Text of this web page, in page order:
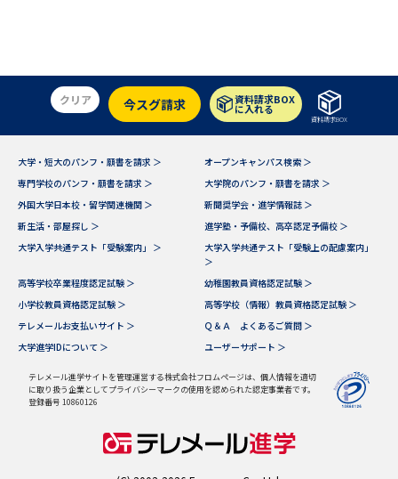
受験準備 資料検索
併願校選び 受験スケジュールを立てよう
先輩が入学を決めた理由 テレメール全国一斉進学調査
学問発見 学問検索
大学で学びたい学問発見
クリア 今スグ請求 資料請求BOX
に入れる
資料請求BOX
大学・短大のパンフ・願書を請求 ＞
オープンキャンパス検索 ＞
専門学校のパンフ・願書を請求 ＞
大学院のパンフ・願書を請求 ＞
外国大学日本校・留学関連機関 ＞
新聞奨学会・進学情報誌 ＞
新生活・部屋探し ＞
進学塾・予備校、高卒認定予備校 ＞
大学入学共通テスト「受験案内」 ＞
大学入学共通テスト「受験上の配慮案内」
＞
高等学校卒業程度認定試験 ＞
幼稚園教員資格認定試験 ＞
小学校教員資格認定試験 ＞
高等学校（情報）教員資格認定試験 ＞
テレメールお支払いサイト ＞
Ｑ＆Ａ よくあるご質問 ＞
大学進学IDについて ＞
ユーザーサポート ＞
テレメール進学サイトを管理運営する株式会社フロムページは、個人情報を適切
に取り扱う企業としてプライバシーマークの使用を認められた認定事業者です。
登録番号 10860126